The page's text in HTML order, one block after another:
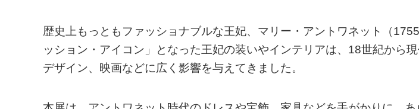
歴史上もっともファッショナブルな王妃、マリー・アントワネット（
ッション・アイコン」となった王妃の装いやインテリアは、18世紀から
デザイン、映画などに広く影響を与えてきました。